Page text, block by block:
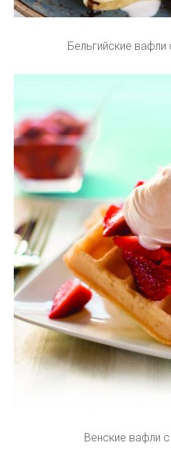
Бельгийские
Венские вафли